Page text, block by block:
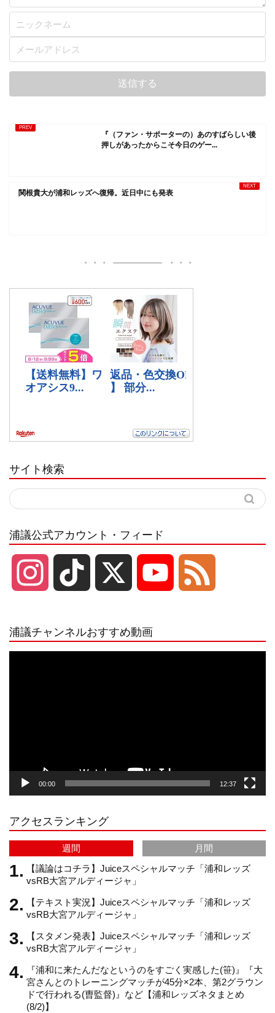
『（ファン・サポーターの）あのすばらしい後
押しがあったからこそ今日のゲー...
関根貴大が浦和レッズへ復帰。近日中にも発表
サイト検索
浦議公式アカウント・フィード
r
a
m
e
C
h
a
n
浦議チャンネルおすすめ動画
00:00 12:37
アクセスランキング
週間
月間
【議論はコチラ】Juiceスペシャルマッチ「浦和レッズ
vsRB大宮アルディージャ」
【テキスト実況】Juiceスペシャルマッチ「浦和レッズ
vsRB大宮アルディージャ」
【スタメン発表】Juiceスペシャルマッチ「浦和レッズ
vsRB大宮アルディージャ」
『浦和に来たんだなというのをすごく実感した(笹)』『大
宮さんとのトレーニングマッチが45分×2本、第2グラウン
ドで行われる(曺監督)』など【浦和レッズネタまとめ
(8/2)】